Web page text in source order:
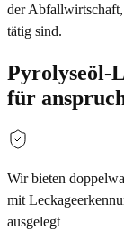
der
tätig sind.
Pyrolyseöl-
für
Wir bieten
mit
ausgelegt